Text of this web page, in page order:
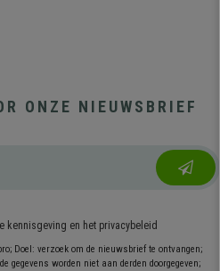
ONZE NIEUWSBRIEF
kennisgeving en het privacybeleid
Doel: verzoek om de nieuwsbrief te ontvangen;
gegevens worden niet aan derden doorgegeven;